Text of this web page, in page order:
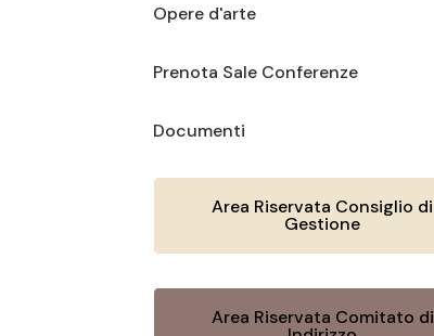
Opere d'arte
Prenota Sale Conferenze
Documenti
Area Riservata Consiglio di
Gestione
Area Riservata Comitato di